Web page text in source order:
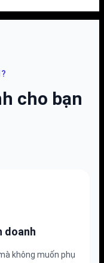
cho bạn
doanh
không muốn phụ